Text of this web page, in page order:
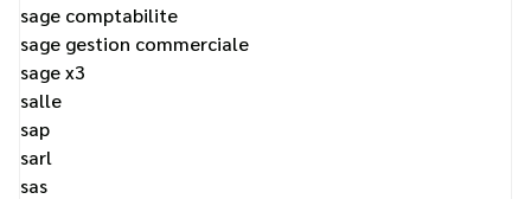
sage comptabilite
sage gestion commerciale
sage x3
salle
sap
sarl
sas